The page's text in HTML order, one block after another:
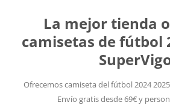
La mejor tienda
camisetas de fútbol
Ofrecemos camiseta del fútbol 2024
Envío gratis desde 69€ y